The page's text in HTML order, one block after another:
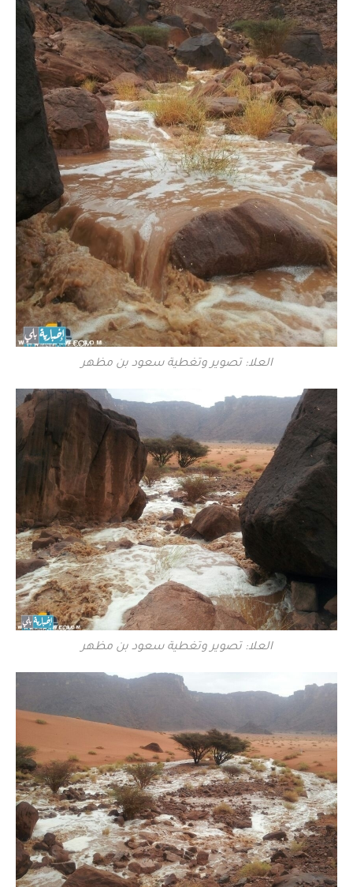
العلا: تصوير وتغطية سعود بن مظهر
العلا: تصوير وتغطية سعود بن مظهر